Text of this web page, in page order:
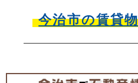
今治市の賃貸